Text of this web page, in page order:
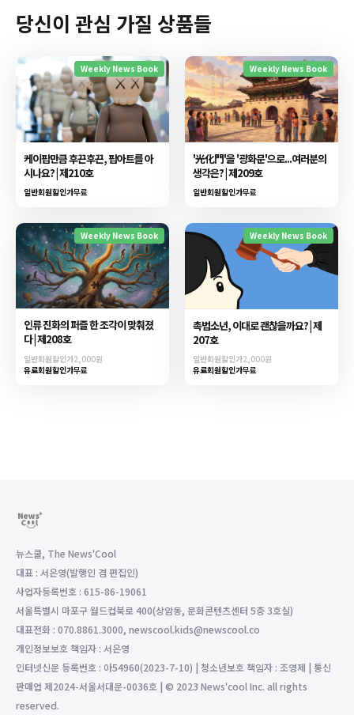
당신이 관심 가질 상품들
Weekly News Book
케이팝만큼 후끈후끈, 팝아트를 아
시나요? | 제210호
일반회원할인가무료
Weekly News Book
'光化門'을 '광화문'으로...여러분의
생각은? | 제209호
일반회원할인가무료
Weekly News Book
인류 진화의 퍼즐 한 조각이 맞춰졌
다 | 제208호
일반회원할인가2,000원
유료회원할인가무료
Weekly News Book
촉법소년, 이대로 괜찮을까요? | 제
207호
일반회원할인가2,000원
유료회원할인가무료
뉴스쿨, The News'Cool
대표 : 서은영(발행인 겸 편집인)
사업자등록번호 : 615-86-19061
서울특별시 마포구 월드컵북로 400(상암동, 문화콘텐츠센터 5층 3호실)
대표전화 : 070.8861.3000, newscool.kids@newscool.co
개인정보보호 책임자 : 서은영
인터넷신문 등록번호 : 아54960(2023-7-10) | 청소년보호 책임자 : 조영제 | 통신
판매업 제2024-서울서대문-0036호 | © 2023 News'cool Inc. all rights
reserved.